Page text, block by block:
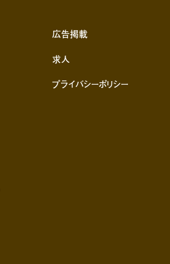
広告掲載
求人
プライバシーポリシー